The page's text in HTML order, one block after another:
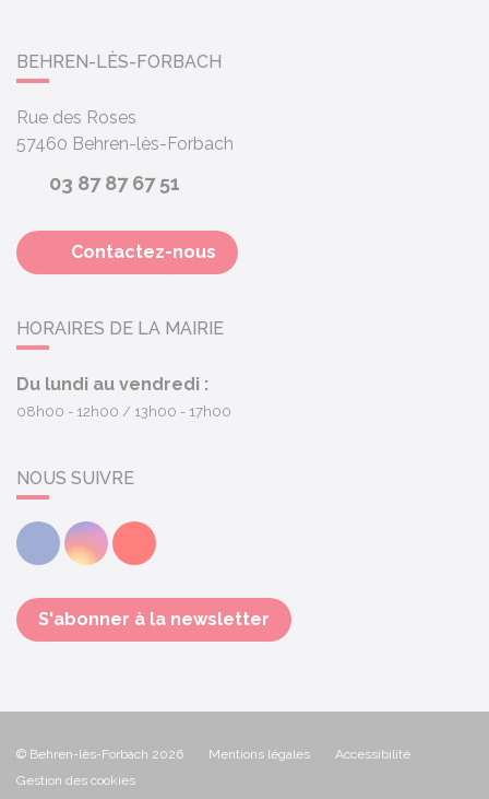
BEHREN-LÈS-FORBACH
Rue des Roses
57460 Behren-lès-Forbach
03 87 87 67 51
Contactez-nous
HORAIRES DE LA MAIRIE
Du lundi au vendredi :
08h00 - 12h00 13h00 - 17h00
NOUS SUIVRE
FacebookInstagramYoutube
S'abonner à la newsletter
© Behren-lès-Forbach 2026 Mentions légales
Accessibilité
Gestion des cookies